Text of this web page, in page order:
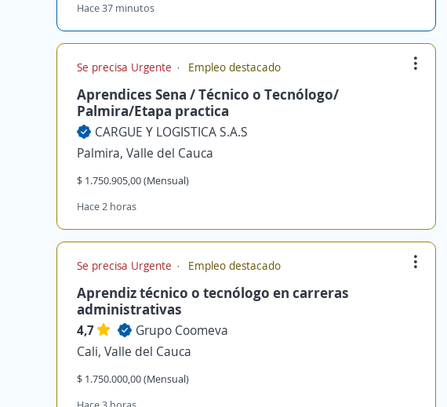
Hace 37 minutos
Se precisa Urgente Empleo destacado
Aprendices Sena / Técnico o Tecnólogo/
Palmira/Etapa practica
CARGUE Y LOGISTICA S.A.S
Palmira, Valle del Cauca
$ 1.750.905,00 (Mensual)
Hace 2 horas
Se precisa Urgente Empleo destacado
Aprendiz técnico o tecnólogo en carreras
administrativas
4,7
Grupo Coomeva
Cali, Valle del Cauca
$ 1.750.000,00 (Mensual)